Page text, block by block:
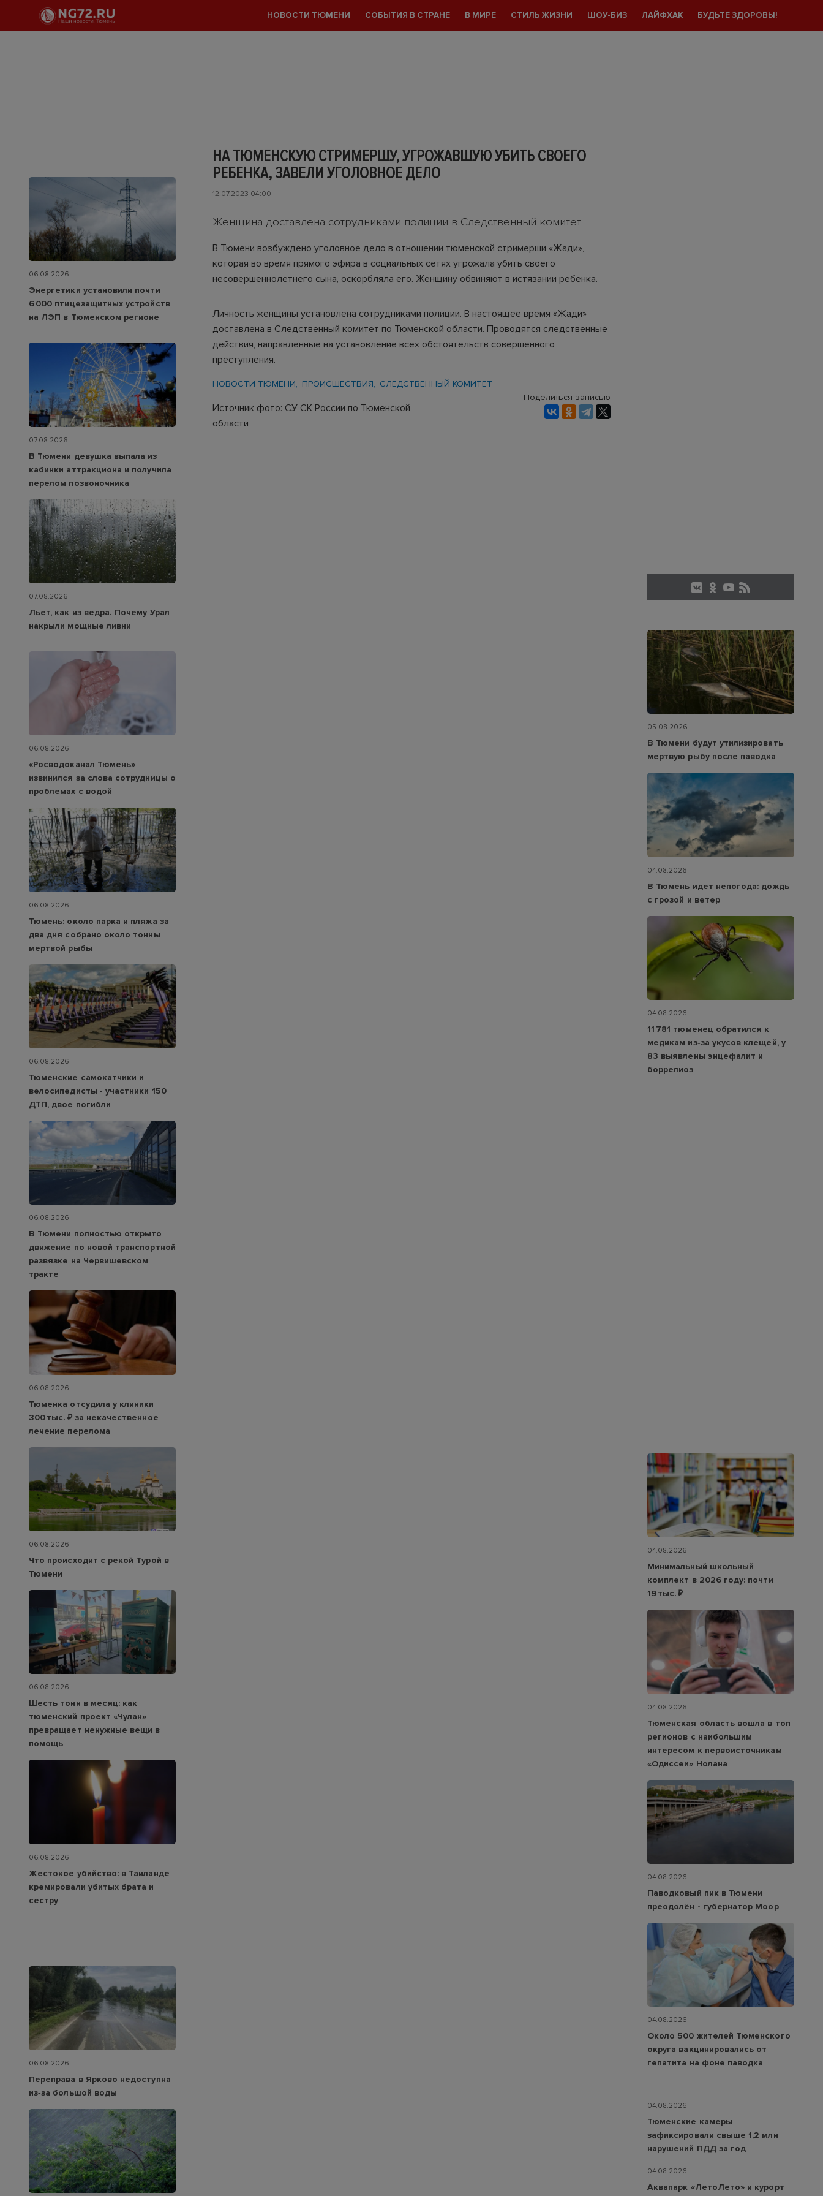
НОВОСТИ ТЮМЕНИ СОБЫТИЯ В СТРАНЕ В МИРЕ СТИЛЬ ЖИЗНИ ШОУ-БИЗ ЛАЙФХАК БУДЬТЕ ЗДОРОВЫ!
НА ТЮМЕНСКУЮ СТРИМЕРШУ, УГРОЖАВШУЮ УБИТЬ СВОЕГО
РЕБЕНКА, ЗАВЕЛИ УГОЛОВНОЕ ДЕЛО
12.07.2023 04:00
Женщина доставлена сотрудниками полиции в Следственный комитет
В Тюмени возбуждено уголовное дело в отношении тюменской стримерши «Жади»,
которая во время прямого эфира в социальных сетях угрожала убить своего
несовершеннолетнего сына, оскорбляла его. Женщину обвиняют в истязании ребенка.
Личность женщины установлена сотрудниками полиции. В настоящее время «Жади»
доставлена в Следственный комитет по Тюменской области. Проводятся следственные
действия, направленные на установление всех обстоятельств совершенного
преступления.
НОВОСТИ ТЮМЕНИ ПРОИСШЕСТВИЯ СЛЕДСТВЕННЫЙ КОМИТЕТ
Источник фото: СУ СК России по Тюменской
области
Поделиться записью
06.08.2026
Энергетики установили почти
6 000 птицезащитных устройств
на ЛЭП в Тюменском регионе
07.08.2026
В Тюмени девушка выпала из
кабинки аттракциона и получила
перелом позвоночника
07.08.2026
Льет, как из ведра. Почему Урал
накрыли мощные ливни
06.08.2026
«Росводоканал Тюмень»
извинился за слова сотрудницы о
проблемах с водой
06.08.2026
Тюмень: около парка и пляжа за
два дня собрано около тонны
мертвой рыбы
06.08.2026
Тюменские самокатчики и
велосипедисты - участники 150
ДТП, двое погибли
06.08.2026
В Тюмени полностью открыто
движение по новой транспортной
развязке на Червишевском
тракте
06.08.2026
Тюменка отсудила у клиники
300 тыс. ₽ за некачественное
лечение перелома
06.08.2026
Что происходит с рекой Турой в
Тюмени
06.08.2026
Шесть тонн в месяц: как
тюменский проект «Чулан»
превращает ненужные вещи в
помощь
06.08.2026
Жестокое убийство: в Таиланде
кремировали убитых брата и
сестру
06.08.2026
Переправа в Ярково недоступна
из‑за большой воды
05.08.2026
В Тюмени будут утилизировать
мертвую рыбу после паводка
04.08.2026
В Тюмень идет непогода: дождь
с грозой и ветер
04.08.2026
11 781 тюменец обратился к
медикам из‑за укусов клещей, у
83 выявлены энцефалит и
боррелиоз
04.08.2026
Минимальный школьный
комплект в 2026 году: почти
19 тыс. ₽
04.08.2026
Тюменская область вошла в топ
регионов с наибольшим
интересом к первоисточникам
«Одиссеи» Нолана
04.08.2026
Паводковый пик в Тюмени
преодолён - губернатор Моор
04.08.2026
Около 500 жителей Тюменского
округа вакцинировались от
гепатита на фоне паводка
04.08.2026
Тюменские камеры
зафиксировали свыше 1,2 млн
нарушений ПДД за год
04.08.2026
Аквапарк «ЛетоЛето» и курорт